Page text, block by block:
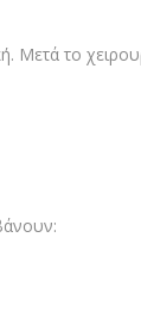
Μετά το